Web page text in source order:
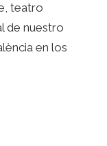
teatro
de nuestro
en los